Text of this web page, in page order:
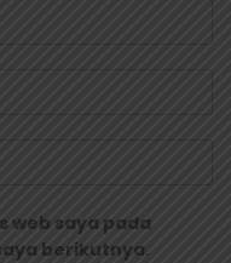
web saya pada
berikutnya.